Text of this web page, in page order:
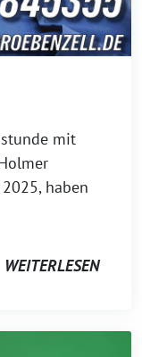
mit
haben
WEITERLESEN